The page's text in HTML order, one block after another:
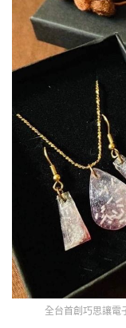
全台首創巧思讓電